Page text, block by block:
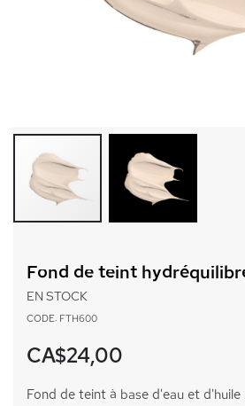
début
d’images
Fond de teint
EN STOCK
CODE: FTH600
CA$24,00
Fond de teint à base d'eau et d'huile